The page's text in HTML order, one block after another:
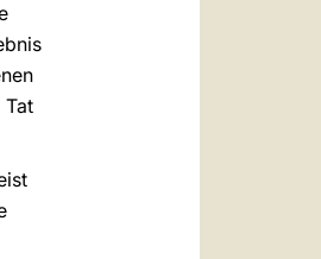
Tat